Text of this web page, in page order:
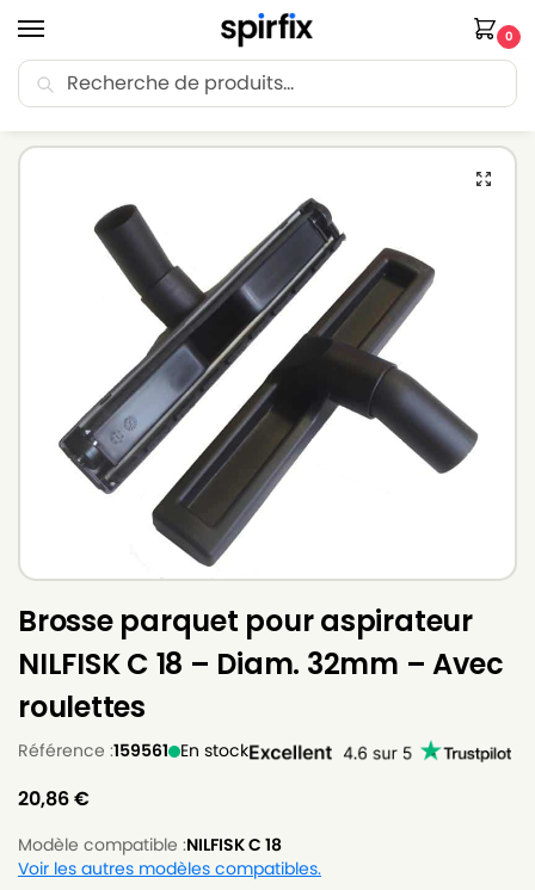
0
🚚 Livraison Point Relais offerte dès 30€ d’achat.
Brosse parquet pour aspirateur
NILFISK C 18 – Diam. 32mm – Avec
roulettes
Référence :159561 En stock
20,86€
Modèle compatible :NILFISK C 18
Voir les autres modèles compatibles.